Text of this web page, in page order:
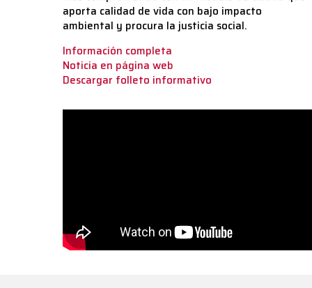
aporta calidad de vida con bajo impacto
ambiental y procura la justicia social.
Información completa
Noticia en página web
Descargar folleto informativo